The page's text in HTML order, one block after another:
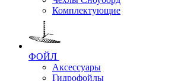
Комплектующие
ФОЙЛ
Аксессуары
Гидрофойлы